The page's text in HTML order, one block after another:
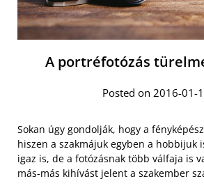
A portréfotózás
Posted on 2016-01-
Sokan úgy gondolják, hogy a
hiszen a szakmájuk egyben a hobbijuk
igaz is, de a fotózásnak több válfaja is
más-más kihívást jelent a szakember